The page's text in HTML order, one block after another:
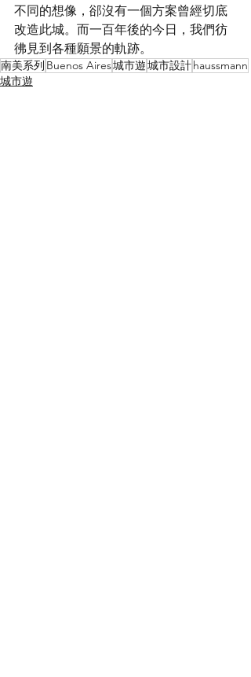
不同的想像，郤沒有一個方案曾經切底
改造此城。而一百年後的今日，我們彷
彿見到各種願景的軌跡。
南美系列 Buenos Aires城市遊城市設計haussmann
城市遊